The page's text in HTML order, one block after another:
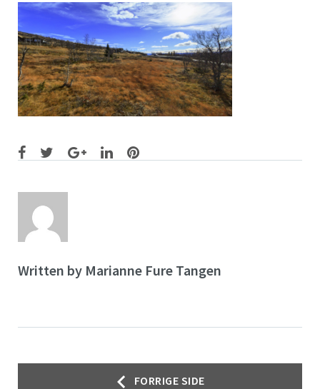
Facebook
TwitterGoogle+
LinkedInPinterest
Written by Marianne Fure Tangen
Innleggsnavigasjon
FORRIGE SIDE